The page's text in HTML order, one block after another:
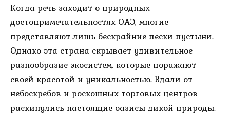
Когда речь заходит о природных
достопримечательностях ОАЭ, многие
представляют лишь бескрайние пески пустыни.
Однако эта страна скрывает удивительное
разнообразие экосистем, которые поражают
своей красотой и уникальностью. Вдали от
небоскребов и роскошных торговых центров
раскинулись настоящие оазисы дикой природы.